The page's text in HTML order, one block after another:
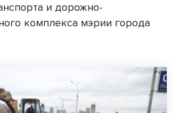
и дорожно-
комплекса мэрии города